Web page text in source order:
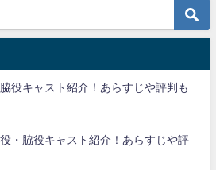
役キャスト紹介！あらすじや評判も
・脇役キャスト紹介！あらすじや評